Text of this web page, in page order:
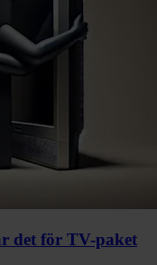
det för TV-paket